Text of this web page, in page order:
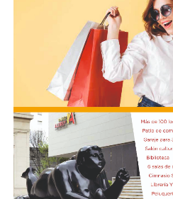
Cómo funciona el Power
Esta clasificación funciona a